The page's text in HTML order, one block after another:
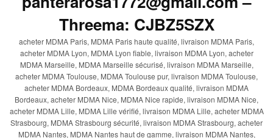
Threema: CJBZ5SZX
acheter MDMA Paris, MDMA Paris haute qualité, livraison MDMA Paris,
acheter MDMA Lyon, MDMA Lyon fiable, livraison MDMA Lyon, acheter
MDMA Marseille, MDMA Marseille sécurisé, livraison MDMA Marseille,
acheter MDMA Toulouse, MDMA Toulouse pur, livraison MDMA Toulouse,
acheter MDMA Bordeaux, MDMA Bordeaux qualité, livraison MDMA
Bordeaux, acheter MDMA Nice, MDMA Nice rapide, livraison MDMA Nice,
acheter MDMA Lille, MDMA Lille vérifié, livraison MDMA Lille, acheter MDMA
Strasbourg, MDMA Strasbourg sécurité, livraison MDMA Strasbourg, acheter
MDMA Nantes, MDMA Nantes haut de gamme, livraison MDMA Nantes,